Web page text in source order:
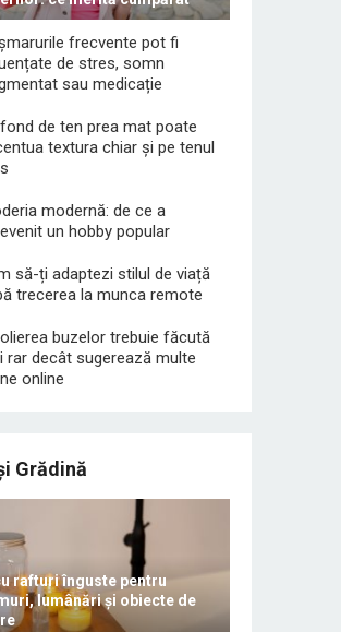
frecvente pot fi
de stres, somn
sau medicație
de ten prea mat poate
textura chiar și pe tenul
modernă: de ce a
un hobby popular
să-ți adaptezi stilul de viață
trecerea la munca remote
buzelor trebuie făcută
rar decât sugerează multe
online
Grădină
rafturi înguste pentru
lumânări și obiecte de